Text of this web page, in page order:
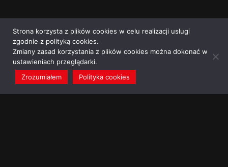
Strona korzysta z plików cookies w celu realizacji usługi
zgodnie z polityką cookies.
Zmiany zasad korzystania z plików cookies można dokonać w
ustawieniach przeglądarki.
Zrozumiałem
Polityka cookies